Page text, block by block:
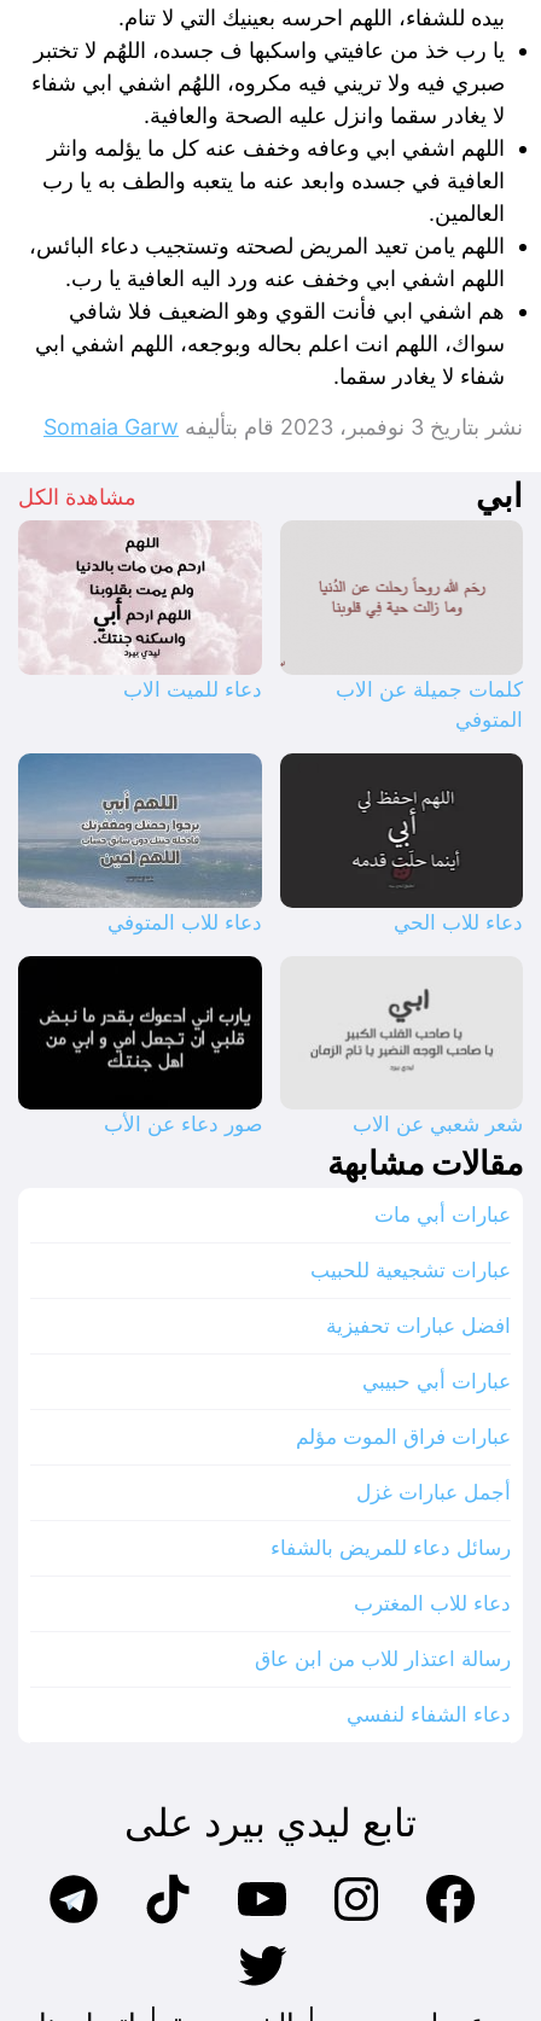
بيده للشفاء، اللهم احرسه بعينيك التي لا تنام.
يا رب خذ من عافيتي واسكبها ف جسده، اللهُم لا تختبر
صبري فيه ولا تريني فيه مكروه، اللهُم اشفي ابي شفاء
لا يغادر سقما وانزل عليه الصحة والعافية.
اللهم اشفي ابي وعافه وخفف عنه كل ما يؤلمه وانثر
العافية في جسده وابعد عنه ما يتعبه والطف به يا رب
العالمين.
اللهم يامن تعيد المريض لصحته وتستجيب دعاء البائس،
اللهم اشفي ابي وخفف عنه ورد اليه العافية يا رب.
هم اشفي ابي فأنت القوي وهو الضعيف فلا شافي
سواك، اللهم انت اعلم بحاله وبوجعه، اللهم اشفي ابي
شفاء لا يغادر سقما.
نشر بتاريخ 3 نوفمبر، 2023 قام بتأليفه Somaia Garw
ابي مشاهدة الكل
كلمات جميلة عن الاب
المتوفي
دعاء للميت الاب
دعاء للاب الحي دعاء للاب المتوفي
شعر شعبي عن الاب صور دعاء عن الأب
مقالات مشابهة
عبارات أبي مات
عبارات تشجيعية للحبيب
افضل عبارات تحفيزية
عبارات أبي حبيبي
عبارات فراق الموت مؤلم
أجمل عبارات غزل
رسائل دعاء للمريض بالشفاء
دعاء للاب المغترب
رسالة اعتذار للاب من ابن عاق
دعاء الشفاء لنفسي
تابع ليدي بيرد على